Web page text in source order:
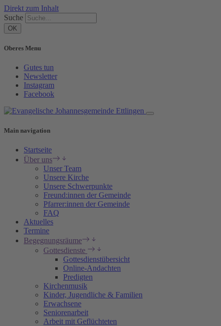
Direkt zum Inhalt
Suche
Oberes Menu
Gutes tun
Newsletter
Instagram
Facebook
Main navigation
Startseite
Über uns
Unser Team
Unsere Kirche
Unsere Schwerpunkte
Freund:innen der Gemeinde
Pfarrer:innen der Gemeinde
FAQ
Aktuelles
Termine
Begegnungsräume
Gottesdienste
Gottesdienstübersicht
Online-Andachten
Predigten
Kirchenmusik
Kinder, Jugendliche & Familien
Erwachsene
Seniorenarbeit
Arbeit mit Geflüchteten